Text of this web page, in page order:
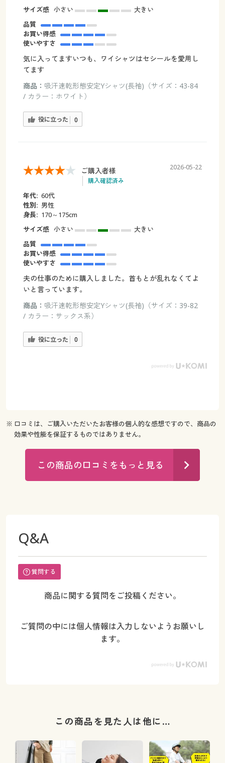
サイズ感 小さい
大きい
品質
お買い得感
使いやすさ
気に入ってますいつも、ワイシャツはセシールを愛用し
てます
商品： 吸汗速乾形態安定Yシャツ(長袖)（サイズ：43-84
/ カラー：ホワイト）
役に立った 0
ご購入者様
購入確認済み
2026-05-22
年代: 60代
性別: 男性
身長: 170～175cm
サイズ感 小さい
大きい
品質
お買い得感
使いやすさ
夫の仕事のために購入しました。首もとが乱れなくてよ
いと言っています。
商品： 吸汗速乾形態安定Yシャツ(長袖)（サイズ：39-82
/ カラー：サックス系）
役に立った 0
※ 口コミは、ご購入いただいたお客様の個人的な感想ですので、商品の
効果や性能を保証するものではありません。
この商品の口コミをもっと見る
Q&A
質問する
商品に関する質問をご投稿ください。
ご質問の中には個人情報は入力しないようお願いし
ます。
この商品を見た人は他に…